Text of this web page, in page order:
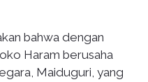
bahwa dengan
Haram berusaha
Maiduguri, yang